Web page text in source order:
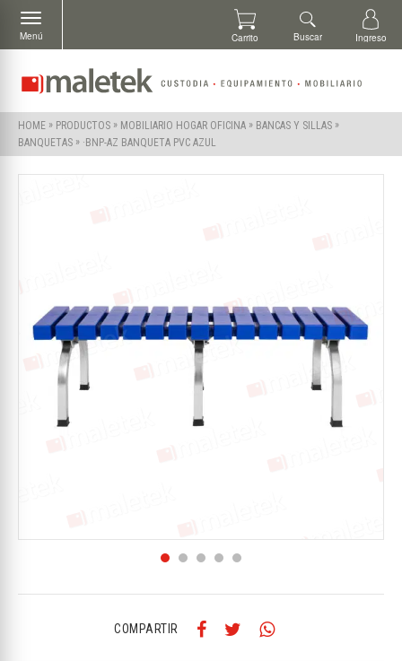
HOME » PRODUCTOS » MOBILIARIO HOGAR OFICINA » BANCAS Y SILLAS »
BANQUETAS » ·BNP-AZ BANQUETA PVC AZUL
COMPARTIR
Menú Carrito Buscar Ingreso